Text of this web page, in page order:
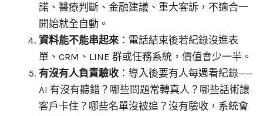
諾、醫療判斷、金融建議、重大客訴，不適合一
開始就全自動。
資料能不能串起來 ：電話結束後若紀錄沒進表
單、CRM、LINE 群或任務系統，價值會少一半。
有沒有人負責驗收 ：導入後要有人每週看紀錄——
AI 有沒有聽錯？哪些問題常轉真人？哪些話術讓
客戶卡住？哪些名單沒被追？沒有驗收，系統會